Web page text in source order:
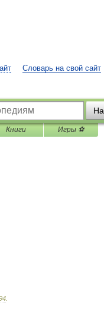
Словарь на свой сайт
Книги Игры ⚽